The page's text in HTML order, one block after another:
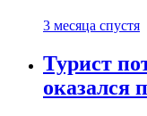
3 месяца спустя
Турист
оказался